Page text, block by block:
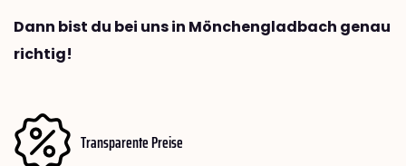
Dann bist du bei uns in Mönchengladbach genau
richtig!
Transparente Preise